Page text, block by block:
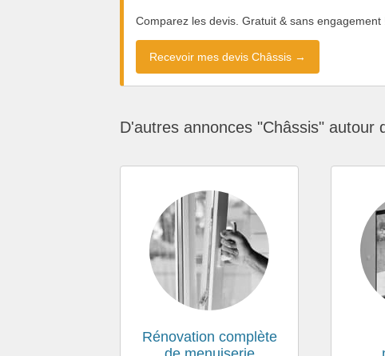
Comparez les devis. Gratuit & sans engagement
Recevoir mes devis Châssis →
D'autres annonces "Châssis" autour
Rénovation complète